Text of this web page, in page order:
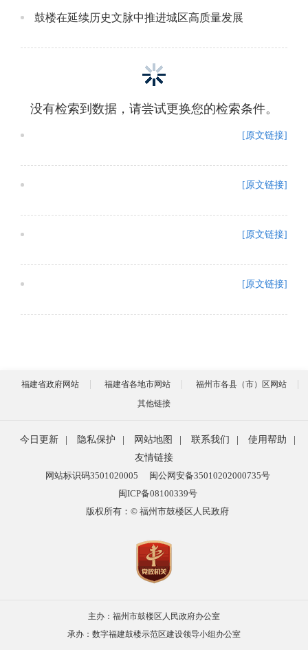
鼓楼在延续历史文脉中推进城区高质量发展
没有检索到数据，请尝试更换您的检索条件。
[原文链接]
[原文链接]
[原文链接]
[原文链接]
福建省政府网站 福建省各地市网站
福州市各县（市）区网站
其他链接
今日更新 隐私保护 网站地图 联系我们 使用帮助
友情链接
网站标识码3501020005
闽公网安备35010202000735号
闽ICP备08100339号
版权所有：© 福州市鼓楼区人民政府
主办：福州市鼓楼区人民政府办公室
承办：数字福建鼓楼示范区建设领导小组办公室